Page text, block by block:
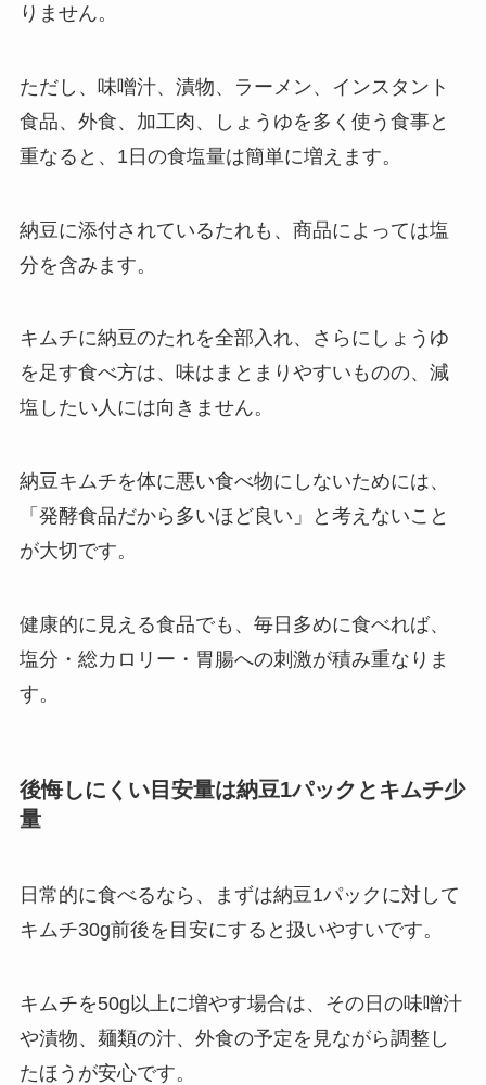
りません。
ただし、味噌汁、漬物、ラーメン、インスタント
食品、外食、加工肉、しょうゆを多く使う食事と
重なると、1日の食塩量は簡単に増えます。
納豆に添付されているたれも、商品によっては塩
分を含みます。
キムチに納豆のたれを全部入れ、さらにしょうゆ
を足す食べ方は、味はまとまりやすいものの、減
塩したい人には向きません。
納豆キムチを体に悪い食べ物にしないためには、
「発酵食品だから多いほど良い」と考えないこと
が大切です。
健康的に見える食品でも、毎日多めに食べれば、
塩分・総カロリー・胃腸への刺激が積み重なりま
す。
後悔しにくい目安量は納豆1パックとキムチ少
量
日常的に食べるなら、まずは納豆1パックに対して
キムチ30g前後を目安にすると扱いやすいです。
キムチを50g以上に増やす場合は、その日の味噌汁
や漬物、麺類の汁、外食の予定を見ながら調整し
たほうが安心です。